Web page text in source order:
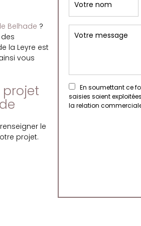
Belhade ?
la Leyre est
vous
le
projet.
En soumettant ce
saisies soient
la relation